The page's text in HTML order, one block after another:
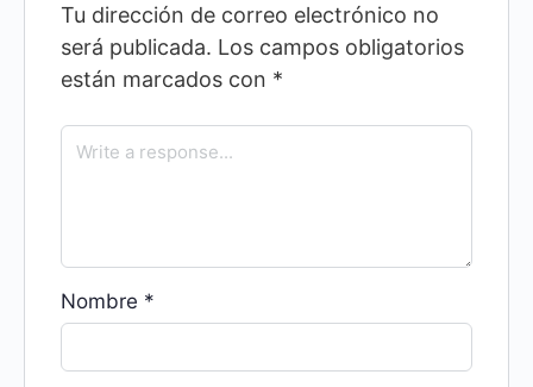
Tu dirección de correo electrónico no
será publicada. Los campos obligatorios
están marcados con *
Nombre *